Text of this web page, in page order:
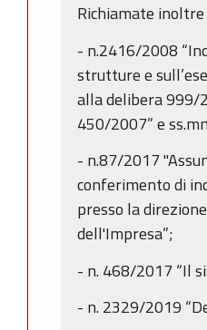
Richiamate
- n.2416/2008
strutture e
alla delibera 999/
450/2007” e
- n.87/2017
conferimento di
presso la
dell'Impresa”;
- n. 468/2017 “Il
- n. 2329/2019